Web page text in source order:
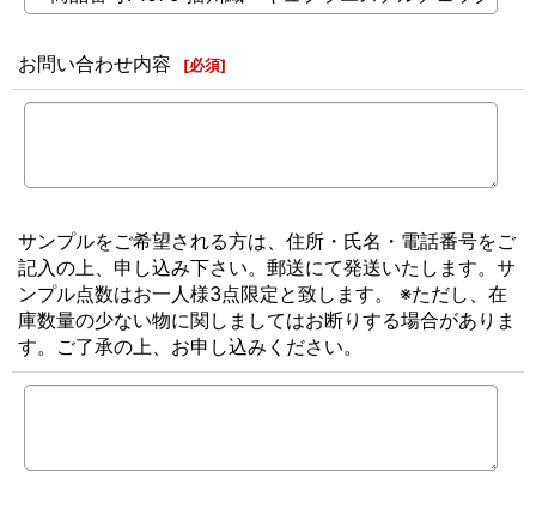
お問い合わせ内容 [必須]
サンプルをご希望される方は、住所・氏名・電話番号をご
記入の上、申し込み下さい。郵送にて発送いたします。サ
ンプル点数はお一人様3点限定と致します。 ※ただし、在
庫数量の少ない物に関しましてはお断りする場合がありま
す。ご了承の上、お申し込みください。